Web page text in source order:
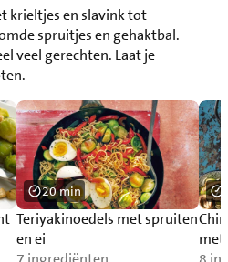
krieltjes en slavink tot
spruitjes en gehaktbal.
veel gerechten. Laat je
Teriyakinoedels met spruiten
en ei
20 min
met